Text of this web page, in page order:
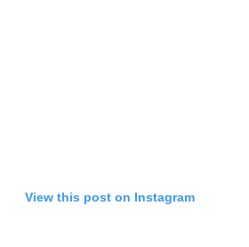
View this post on Instagram